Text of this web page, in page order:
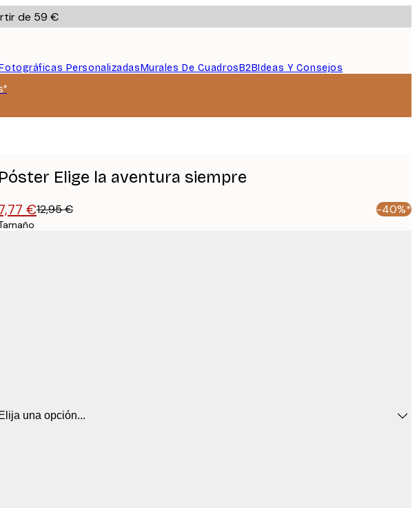
de 59 €
PersonalizadasMurales De CuadrosB2BIdeas Y Consejos
Póster Elige la aventura siempre
€12,95 € -40%*
Elija una opción...